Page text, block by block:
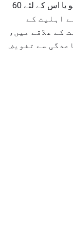
30 دنوں کی مدت سے کم وقت تک آپریشن) ہو یا اس کے لئے 60
اہلیت کے
کے علاقے میں،
سے تفویض